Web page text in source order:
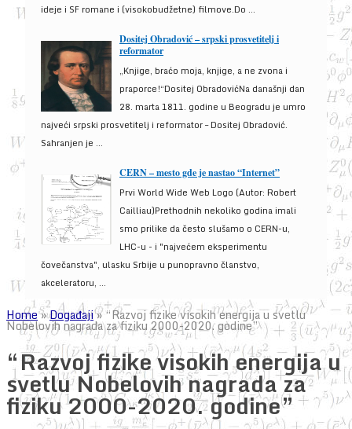
ideje i SF romane i (visokobudžetne) filmove.Do ...
Dositej Obradović – srpski prosvetitelj i
reformator
„Knjige, braćo moja, knjige, a ne zvona i
praporce!“Dositej ObradovićNa današnji dan
28. marta 1811. godine u Beogradu je umro
najveći srpski prosvetitelj i reformator – Dositej Obradović.
Sahranjen je ...
CERN – mesto gde je nastao “Internet”
Prvi World Wide Web Logo (Autor: Robert
Cailliau)Prethodnih nekoliko godina imali
smo prilike da često slušamo o CERN-u,
LHC-u - i "najvećem eksperimentu
čovečanstva", ulasku Srbije u punopravno članstvo,
akceleratoru, ...
Home»Događaji»“Razvoj fizike visokih energija u svetlu
Nobelovih nagrada za fiziku 2000-2020. godine”
“Razvoj fizike visokih energija u
svetlu Nobelovih nagrada za
fiziku 2000-2020. godine”